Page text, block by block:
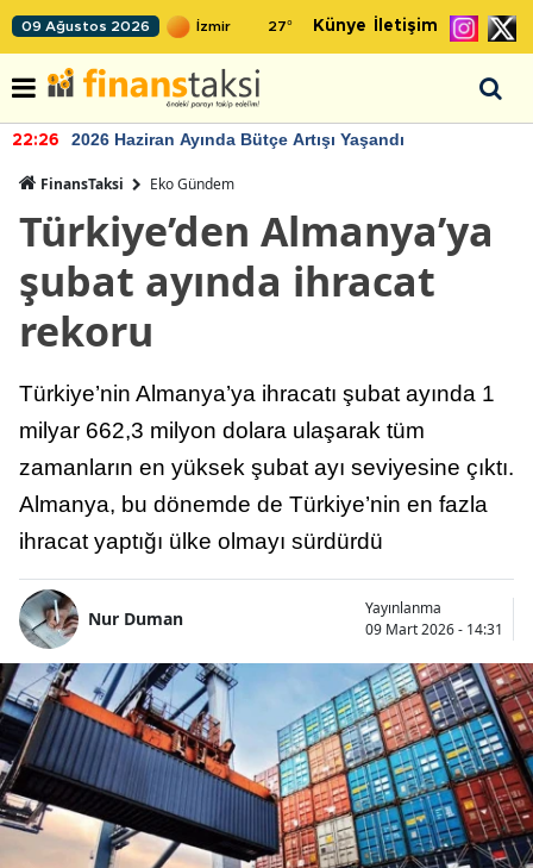
09 Ağustos 2026 27° Künye İletişim
22:26 2026 Haziran Ayında Bütçe Artışı Yaşandı
FinansTaksi Eko Gündem
Türkiye’den Almanya’ya
şubat ayında ihracat
rekoru
Türkiye’nin Almanya’ya ihracatı şubat ayında 1
milyar 662,3 milyon dolara ulaşarak tüm
zamanların en yüksek şubat ayı seviyesine çıktı.
Almanya, bu dönemde de Türkiye’nin en fazla
ihracat yaptığı ülke olmayı sürdürdü
Nur Duman
Yayınlanma
09 Mart 2026 - 14:31